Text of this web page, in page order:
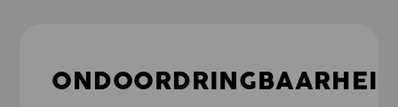
ONDOORDRINGBAARHEID